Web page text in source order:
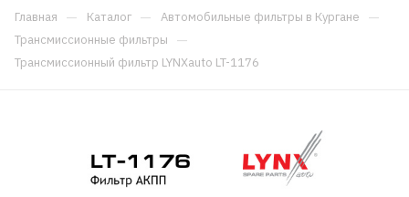
Главная — Каталог — Автомобильные фильтры в Кургане —
Трансмиссионные фильтры —
Трансмиссионный фильтр LYNXauto LT-1176